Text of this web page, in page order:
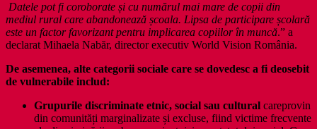
Datele pot fi coroborate și cu numărul mai mare de copii din
mediul rural care abandonează școala. Lipsa de participare școlară
este un factor favorizant pentru implicarea copiilor în muncă.” a
declarat Mihaela Nabăr, director executiv World Vision România.
De asemenea, alte categorii sociale care se dovedesc a fi deosebit
de vulnerabile includ:
Grupurile discriminate etnic, social sau cultural careprovin
din comunități marginalizate și excluse, fiind victime frecvente